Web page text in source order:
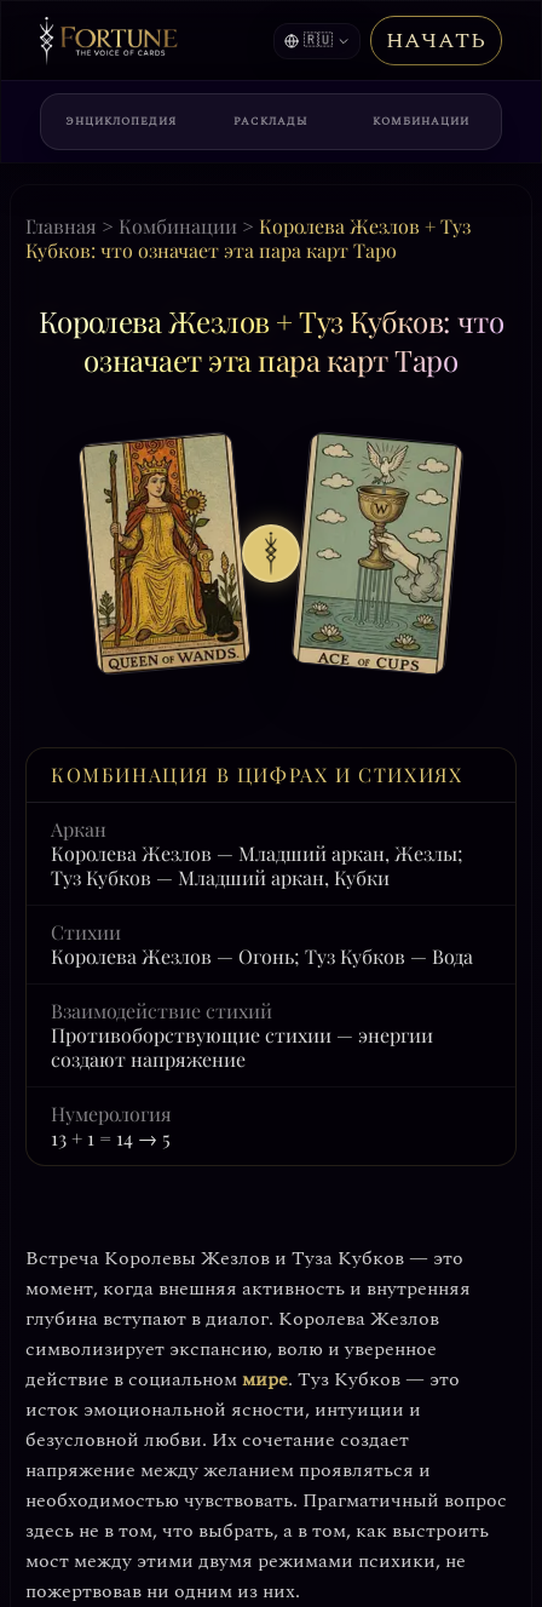
🇷🇺 НАЧАТЬ
ЭНЦИКЛОПЕДИЯ РАСКЛАДЫ КОМБИНАЦИИ
Главная > Комбинации > Королева Жезлов + Туз
Кубков: что означает эта пара карт Таро
Королева Жезлов + Туз Кубков: что
означает эта пара карт Таро
КОМБИНАЦИЯ В ЦИФРАХ И СТИХИЯХ
Аркан
Королева Жезлов — Младший аркан, Жезлы;
Туз Кубков — Младший аркан, Кубки
Стихии
Королева Жезлов — Огонь; Туз Кубков — Вода
Взаимодействие стихий
Противоборствующие стихии — энергии
создают напряжение
Нумерология
13 + 1 = 14 → 5
Встреча Королевы Жезлов и Туза Кубков— это
момент, когда внешняя активность и внутренняя
глубина вступают в диалог. Королева Жезлов
символизирует экспансию, волю и уверенное
действие в социальноммире. Туз Кубков — это
исток эмоциональной ясности, интуиции и
безусловной любви. Их сочетание создает
напряжение между желанием проявляться и
необходимостью чувствовать. Прагматичный вопрос
здесь не в том, что выбрать, а в том, как выстроить
мост между этими двумя режимами психики, не
пожертвовав ни одним из них.